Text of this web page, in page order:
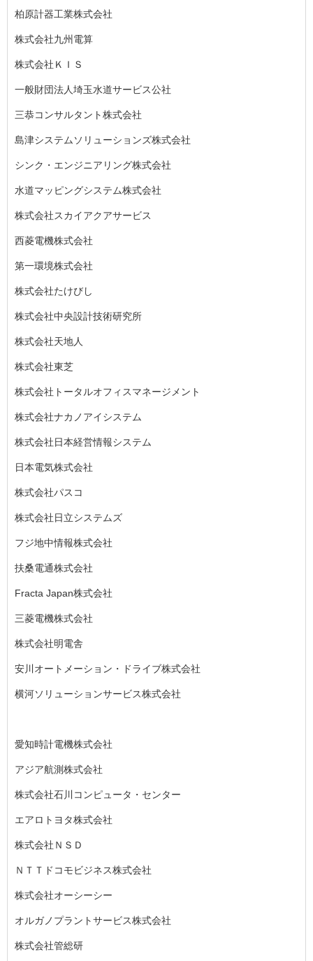
柏原計器工業株式会社
株式会社九州電算
株式会社ＫＩＳ
一般財団法人埼玉水道サービス公社
三恭コンサルタント株式会社
島津システムソリューションズ株式会社
シンク・エンジニアリング株式会社
水道マッピングシステム株式会社
株式会社スカイアクアサービス
西菱電機株式会社
第一環境株式会社
株式会社たけびし
株式会社中央設計技術研究所
株式会社天地人
株式会社東芝
株式会社トータルオフィスマネージメント
株式会社ナカノアイシステム
株式会社日本経営情報システム
日本電気株式会社
株式会社パスコ
株式会社日立システムズ
フジ地中情報株式会社
扶桑電通株式会社
Fracta Japan株式会社
三菱電機株式会社
株式会社明電舎
安川オートメーション・ドライブ株式会社
横河ソリューションサービス株式会社
愛知時計電機株式会社
アジア航測株式会社
株式会社石川コンピュータ・センター
エアロトヨタ株式会社
株式会社ＮＳＤ
ＮＴＴドコモビジネス株式会社
株式会社オーシーシー
オルガノプラントサービス株式会社
株式会社管総研